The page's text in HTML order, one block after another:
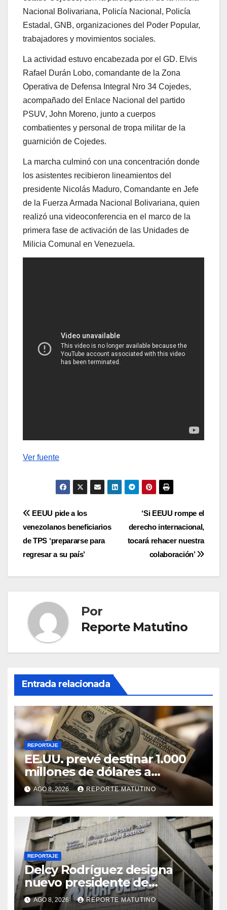
Nacional Bolivariana, Policía Nacional, Policía
Estadal, GNB, organizaciones del Poder Popular,
trabajadores y movimientos sociales.
La actividad estuvo encabezada por el GD. Elvis
Rafael Durán Lobo, comandante de la Zona
Operativa de Defensa Integral Nro 34 Cojedes,
acompañado del Enlace Nacional del partido
PSUV, John Moreno, junto a cuerpos
combatientes y personal de tropa militar de la
guarnición de Cojedes.
La marcha culminó con una concentración donde
los asistentes recibieron lineamientos del
presidente Nicolás Maduro, Comandante en Jefe
de la Fuerza Armada Nacional Bolivariana, quien
realizó una videoconferencia en el marco de la
primera fase de activación de las Unidades de
Milicia Comunal en Venezuela.
Ver fuente
Navegación
de
entradas
‘Si EEUU rompe el
derecho internacional,
tocará rehacer nuestra
colaboración’
EEUU pide a los
venezolanos beneficiarios
de TPS ‘prepararse para
regresar a su país’
Por
Reporte Matutino
Entrada relacionada
REPORTAJE
EE.UU. prevé destinar 1.000
millones de dólares a
Colombia para un paquete de
seguridad
AGO 8, 2026 REPORTE MATUTINO
REPORTAJE
Delcy Rodríguez designa
nuevo presidente de
Corpoelec y nuevo
AGO 8, 2026 REPORTE MATUTINO